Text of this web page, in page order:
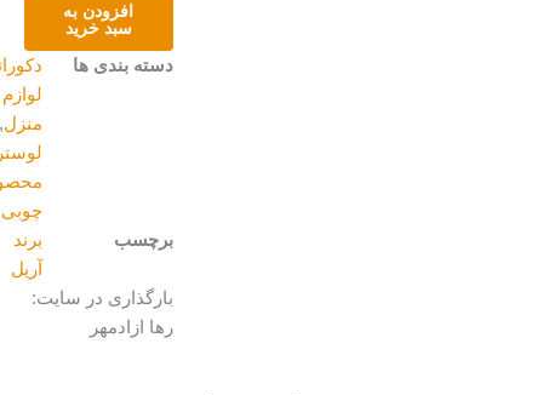
افزودن به
سبد خرید
دسته بندی ها
دکوراتیو و
لوازم
منزل,
لوستر,
محصولات
چوبی
برچسب
بارگذاری در سایت:
رها ازادمهر